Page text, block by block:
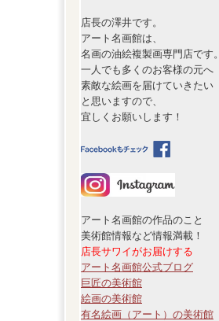
店長の澤井です。
アート名画館は、
名画の油絵複製画専門店です。
一人でも多くのお客様の元へ
素敵な絵画を届けていきたい
と思いますので、
宜しくお願いします！
アート名画館の作品のこと
美術館情報など情報満載！
店長サワイがお届けする
アート名画館公式ブログ
巨匠の美術館
絵画の美術館
有名絵画（アート）の美術館